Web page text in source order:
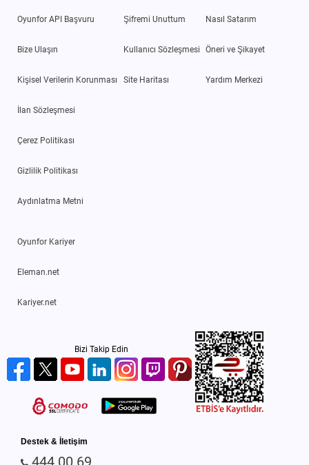
Oyunfor API Başvuru
Bize Ulaşın
Kişisel Verilerin Korunması
İlan Sözleşmesi
Çerez Politikası
Gizlilik Politikası
Aydınlatma Metni
Şifremi Unuttum
Kullanıcı Sözleşmesi
Site Haritası
Nasıl Satarım
Öneri ve Şikayet
Yardım Merkezi
Oyunfor Kariyer
Eleman.net
Kariyer.net
Bizi Takip Edin
Destek & İletişim
444 00 69